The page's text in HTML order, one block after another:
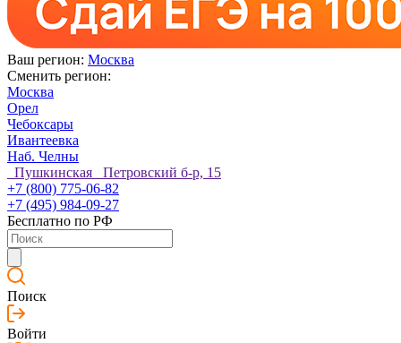
Ваш регион: Москва
Сменить регион:
Москва
Орел
Чебоксары
Ивантеевка
Наб. Челны
Пушкинская Петровский б-р, 15
+7 (800) 775-06-82
+7 (495) 984-09-27
Бесплатно по РФ
Поиск
Войти